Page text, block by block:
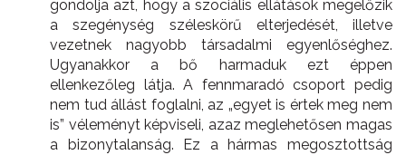
gondolja azt, hogy a szociális ellátások megelőzik
a szegénység széleskörű elterjedését, illetve
vezetnek nagyobb társadalmi egyenlőséghez.
Ugyanakkor a bő harmaduk ezt éppen
ellenkezőleg látja. A fennmaradó csoport pedig
nem tud állást foglalni, az „egyet is értek meg nem
is” véleményt képviseli, azaz meglehetősen magas
a bizonytalanság. Ez a hármas megosztottság